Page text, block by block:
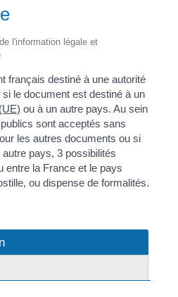
l'information légale et
français destiné à une autorité
le document est destiné à un
ou à un autre pays. Au sein
sont acceptés sans
les autres documents ou si
pays, 3 possibilités
entre la France et le pays
ou dispense de formalités.